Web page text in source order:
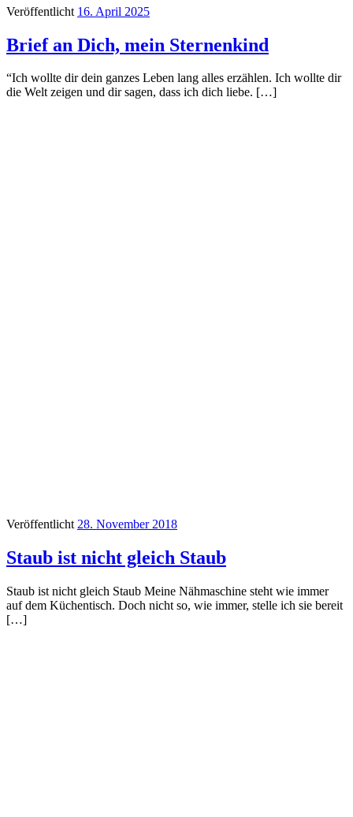
Veröffentlicht 16. April 2025
Brief an Dich, mein Sternenkind
“Ich wollte dir dein ganzes Leben lang alles erzählen. Ich wollte dir
die Welt zeigen und dir sagen, dass ich dich liebe. […]
Veröffentlicht28. November 2018
Staub ist nicht gleich Staub
Staub ist nicht gleich Staub Meine Nähmaschine steht wie immer
auf dem Küchentisch. Doch nicht so, wie immer, stelle ich sie bereit
[…]